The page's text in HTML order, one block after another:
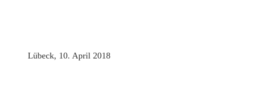
Lübeck, 10. April 2018